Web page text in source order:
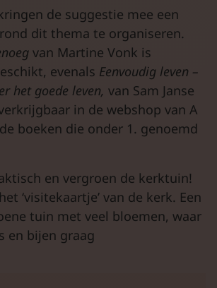
de suggestie mee een
dit thema te organiseren.
van Martine Vonk is
evenals Eenvoudig leven –
het goede leven, van Sam Janse
in de webshop van A
boeken die onder 1. genoemd
en vergroen de kerktuin!
‘visitekaartje’ van de kerk. Een
tuin met veel bloemen, waar
en bijen graag